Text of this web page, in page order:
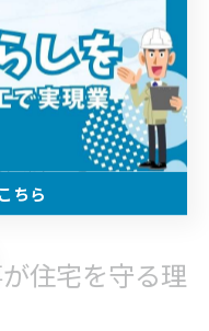
がります。
のトラブル事例も多
持コスト増につなが
談し、耐用年数や保
ましょう。
住宅を守る理
ちら
ちら